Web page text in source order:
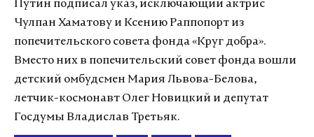
Путин подписал указ, исключающий актрис
Чулпан Хаматову и Ксению Раппопорт из
попечительского совета фонда «Круг добра».
Вместо них в попечительский совет фонда вошли
детский омбудсмен Мария Львова-Белова,
летчик-космонавт Олег Новицкий и депутат
Госдумы Владислав Третьяк.